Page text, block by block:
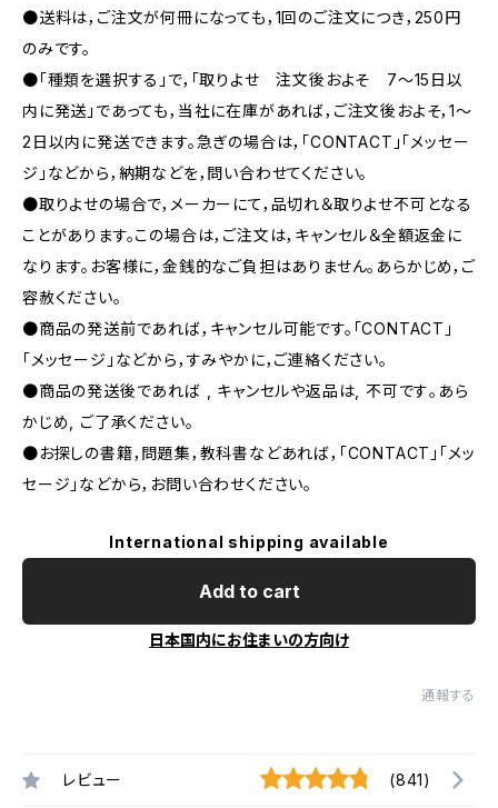
●送料は，ご注文が何冊になっても，1回のご注文につき，250円
のみです。
●「種類を選択する」で，「取りよせ 注文後およそ 7〜15日以
内に発送」であっても，当社に在庫があれば，ご注文後およそ，1〜
2日以内に発送できます。急ぎの場合は，「CONTACT」「メッセー
ジ」などから，納期などを，問い合わせてください。
●取りよせの場合で，メーカーにて，品切れ＆取りよせ不可となる
ことがあります。この場合は，ご注文は，キャンセル＆全額返金に
なります。お客様に，金銭的なご負担はありません。あらかじめ，ご
容赦ください。
●商品の発送前であれば，キャンセル可能です。「CONTACT」
「メッセージ」などから，すみやかに，ご連絡ください。
●商品の発送後であれば , キャンセルや返品は, 不可です｡あら
かじめ, ご了承ください｡
●お探しの書籍，問題集，教科書などあれば，「CONTACT」「メッ
セージ」などから，お問い合わせください。
International shipping available
Add to cart
日本国内にお住まいの方向け
通報する
レビュー (841)